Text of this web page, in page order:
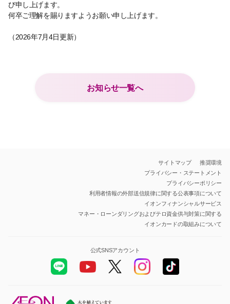
び申し上げます。
何卒ご理解を賜りますようお願い申し上げます。
（2026年7月4日更新）
お知らせ一覧へ
サイトマップ
推奨環境
プライバシー・ステートメント
プライバシーポリシー
利用者情報の外部送信規律に関する公表事項について
イオンフィナンシャルサービス
マネー・ローンダリングおよびテロ資金供与対策に関する
イオンカードの取組みについて
公式SNSアカウント